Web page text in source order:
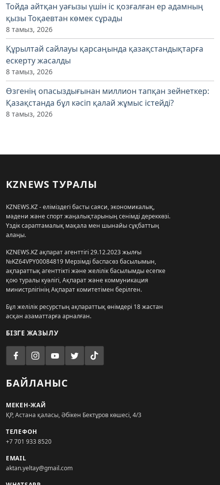
Тойда айтқан уағызы үшін іс қозғалған ер адамның
қызы Тоқаевтан көмек сұрады
8 тамыз, 2026
Құрылтай сайлауы қарсаңында қазақстандықтарға
ескерту жасалды
8 тамыз, 2026
Өзгенің опасыздығынан миллион тапқан зейнеткер:
Қазақстанда бұл кәсіп қалай жұмыс істейді?
8 тамыз, 2026
KZNEWS ТУРАЛЫ
KZNEWS.KZ - еліміздегі басты саяси, экономикалық,
мәдени және спорт жаңалықтарының сенімді дереккөзі.
Үздік сараптамалық мақала мен шынайы сұқбаттың
алаңы.
KZNEWS.KZ ақпарат агенттігі 29.12.2023 жылғы
№KZ64VPY00084819 Мерзімді баспасөз басылымын,
ақпараттық агенттікті және желілік басылымды есепке
қою туралы куәлігі, Ақпарат және коммуникация
министрлігінің Ақпарат комитетімен берілген.
Бұл желілік ресурстың ақпараттық өнімдері 18 жастан
асқан азаматтарға арналған.
БІЗГЕ ЖАЗЫЛУ
БАЙЛАНЫС
МЕКЕН-ЖАЙ
ҚР, Астана қаласы, Әбікен Бектұров көшесі, 4/3
ТЕЛЕФОН
+7 701 933 8520
EMAIL
aktan.yeltay@gmail.com